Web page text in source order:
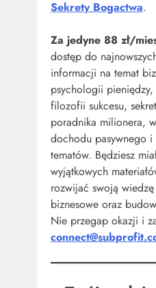
Sekrety Bogactwa.
Za jedyne 88 zł/
dostęp do
informacji na temat
psychologii
filozofii sukcesu,
poradnika milionera,
dochodu pasywnego
tematów. Będziesz
wyjątkowych
rozwijać swoją
biznesowe oraz
Nie przegap okazji i